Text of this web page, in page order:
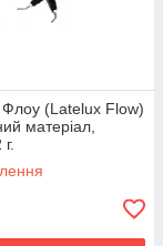
(Latelux Flow)
матеріал,